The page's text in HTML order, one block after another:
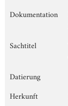
Dokumentation
Sachtitel
Datierung
Herkunft